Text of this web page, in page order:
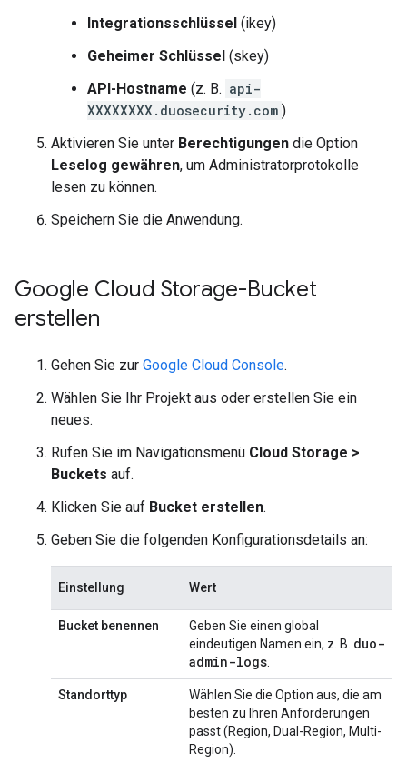
Integrationsschlüssel (ikey)
Geheimer Schlüssel (skey)
API-Hostname (z. B. api-
XXXXXXXX.duosecurity.com )
Aktivieren Sie unter Berechtigungen die Option
Leselog gewähren, um Administratorprotokolle
lesen zu können.
Speichern Sie die Anwendung.
Google Cloud Storage-Bucket
erstellen
Gehen Sie zur Google Cloud Console.
Wählen Sie Ihr Projekt aus oder erstellen Sie ein
neues.
Rufen Sie im Navigationsmenü Cloud Storage >
Buckets auf.
Klicken Sie auf Bucket erstellen.
Geben Sie die folgenden Konfigurationsdetails an:
Einstellung Wert
Bucket benennen
Geben Sie einen global
eindeutigen Namen ein, z. B. duo-
admin-logs
Standorttyp
Wählen Sie die Option aus, die am
besten zu Ihren Anforderungen
passt (Region, Dual-Region, Multi-
Region).